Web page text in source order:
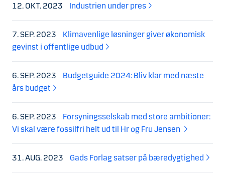
12. OKT. 2023 Industrien under pres
7. SEP. 2023
Klimavenlige løsninger giver økonomisk
gevinst i offentlige udbud
6. SEP. 2023
Budgetguide 2024: Bliv klar med næste
års budget
6. SEP. 2023
Forsyningsselskab med store ambitioner:
Vi skal være fossilfri helt ud til Hr og Fru Jensen
31. AUG. 2023 Gads Forlag satser på bæredygtighed